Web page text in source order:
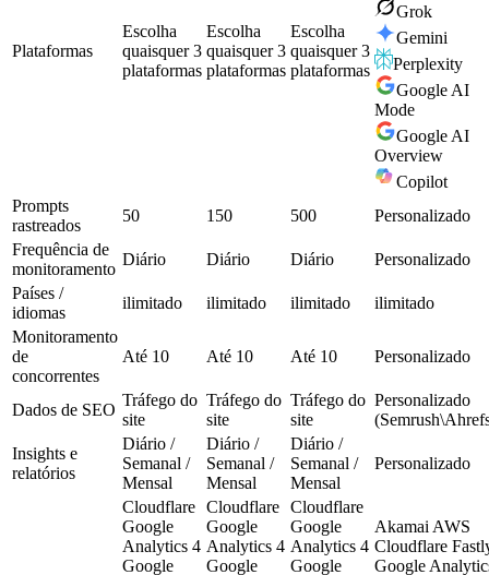
Plataformas
Escolha
quaisquer 3
plataformas
Escolha
quaisquer 3
plataformas
Escolha
quaisquer 3
plataformas
Grok
Gemini
Perplexity
Google AI
Mode
Google AI
Overview
Copilot
Prompts
rastreados
50 150 500
Personalizado
Frequência de
monitoramento
Diário Diário Diário
Personalizado
Países /
idiomas
ilimitado ilimitado ilimitado
ilimitado
Monitoramento
de
concorrentes
Até 10 Até 10 Até 10 Personalizado
Dados de SEO
Tráfego do
site
Tráfego do
site
Tráfego do
site
Personalizado
Insights e
relatórios
Diário /
Semanal /
Mensal
Diário /
Semanal /
Mensal
Diário /
Semanal /
Mensal
Personalizado
Cloudflare
Google
Analytics 4
Google
Cloudflare
Google
Analytics 4
Google
Cloudflare
Google
Analytics 4
Google
Akamai AWS
Cloudflare
Google